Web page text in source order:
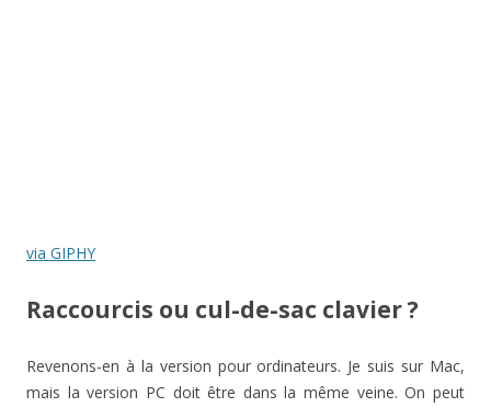
via GIPHY
Raccourcis ou cul-de-sac clavier ?
Revenons-en à la version pour ordinateurs. Je suis sur Mac,
mais la version PC doit être dans la même veine. On peut